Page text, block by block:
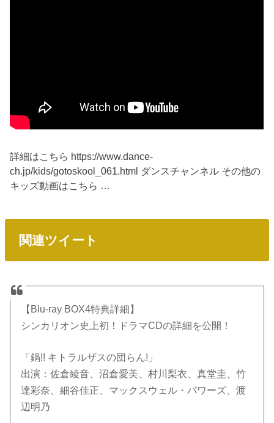
詳細はこちら https://www.dance-
ch.jp/kids/gotoskool_061.html ダンスチャンネル その他の
キッズ動画はこちら …
関連ツイート
【Blu-ray BOX4特典詳細】
シンカリオン史上初！ドラマCDの詳細を公開！
「鍋!! キトラルザスの団らん!」
出演：佐倉綾音、沼倉愛美、村川梨衣、真堂圭、竹
達彩奈、細谷佳正、マックスウェル・パワーズ、渡
辺明乃